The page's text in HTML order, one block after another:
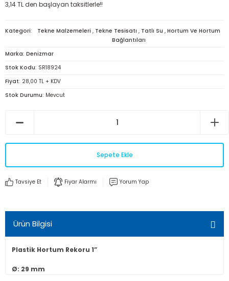
3,14 TL den başlayan taksitlerle!!
Kategori Tekne Malzemeleri , Tekne Tesisatı , Tatlı Su , Hortum Ve Hortum
Bağlantıları
Marka Denizmar
Stok Kodu SR18924
Fiyat 28,00 TL + KDV
Stok Durumu Mevcut
Sepete Ekle
Tavsiye Et Fiyar Alarmı Yorum Yap
Ürün Bilgisi
Plastik Hortum Rekoru 1”
Ø: 29 mm